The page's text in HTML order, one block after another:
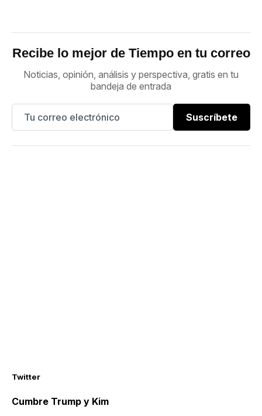
Recibe lo mejor de Tiempo en tu correo
Noticias, opinión, análisis y perspectiva, gratis en tu
bandeja de entrada
Suscríbete
Twitter
Cumbre Trump y Kim